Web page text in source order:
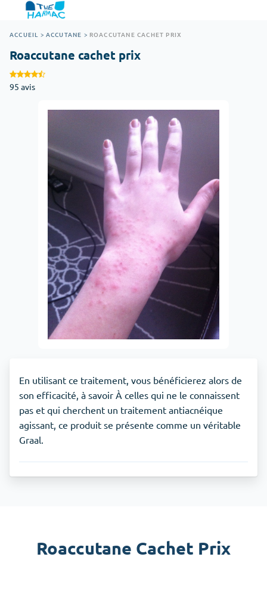
ACCUEIL > ACCUTANE > ROACCUTANE CACHET PRIX
Roaccutane cachet prix
95 avis
En utilisant ce traitement, vous bénéficierez alors de
son efficacité, à savoir À celles qui ne le connaissent
pas et qui cherchent un traitement antiacnéique
agissant, ce produit se présente comme un véritable
Graal.
Roaccutane Cachet Prix